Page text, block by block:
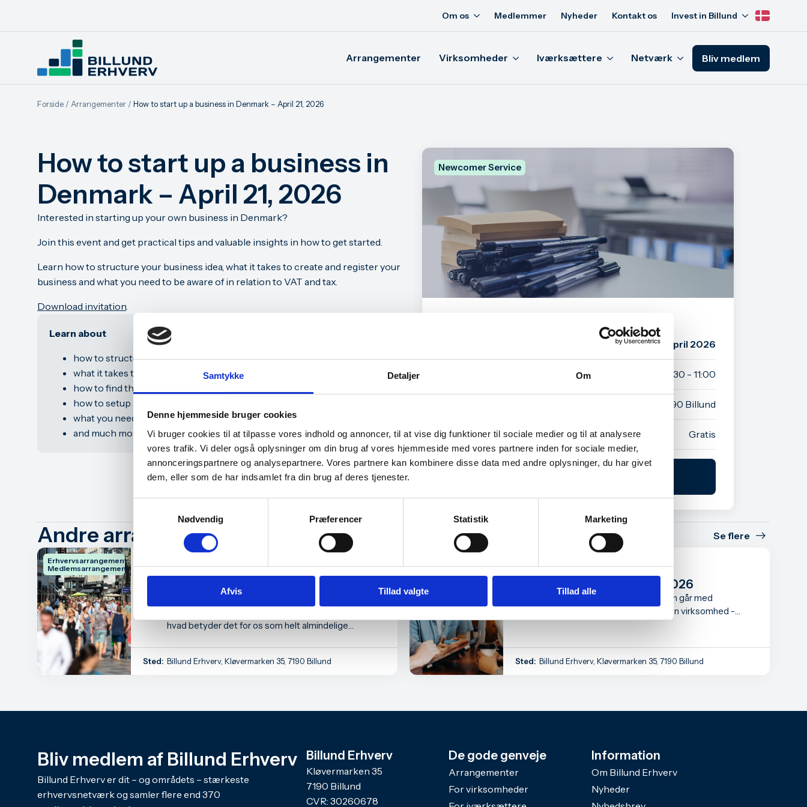
Samtykke Detaljer Om
Denne hjemmeside bruger cookies
Vi bruger cookies til at tilpasse vores indhold og annoncer, til at vise dig funktioner til sociale medier og til at analysere
vores trafik. Vi deler også oplysninger om din brug af vores hjemmeside med vores partnere inden for sociale medier,
annonceringspartnere og analysepartnere. Vores partnere kan kombinere disse data med andre oplysninger, du har givet
dem, eller som de har indsamlet fra din brug af deres tjenester.
Nødvendig
Præferencer Statistik Marketing
Afvis Tillad valgte Tillad alle
Om os Medlemmer Nyheder Kontakt os Invest in Billund
Arrangementer Virksomheder Iværksættere Netværk Bliv medlem
Forside / Arrangementer / How to start up a business in Denmark – April 21, 2026
How to start up a business in
Denmark – April 21, 2026
Interested in starting up your own business in Denmark?
Join this event and get practical tips and valuable insights in how to get started.
Learn how to structure your business idea, what it takes to create and register your
business and what you need to be aware of in relation to VAT and tax.
Download invitation.
Learn about
how to structure your business idea
what it takes to create and register your own business
how to find the right business form
how to setup a NemKonto with your bank
what you need to be aware of regarding VAT, bookkeeping and tax
and much more…
Newcomer Service
tirsdag d. 21. april 2026
Kl. 09:30 - 11:00
Billund Erhverv, Kløvermarken 35, 7190 Billund
Pris: Gratis
Andre arrangementer Se flere
Erhvervsarrangement,
Medlemsarrangement
Aug Forbrugeradfærd og dansk økonomi
– hvad betyder det for os som
almindelige danskere?
hvad betyder det for os som helt almindelige
Sted: Billund Erhverv, Kløvermarken 35, 7190 Billund
Aug Informationsmøde for
iværksættere august 2026
Informationsmødet er for dig, som går med
overvejelser om at starte din egen virksomhed -
Sted: Billund Erhverv, Kløvermarken 35, 7190 Billund
Bliv medlem af Billund Erhverv
Billund Erhverv er dit – og områdets – stærkeste
erhvervsnetværk og samler flere end 370
Billund Erhverv
Kløvermarken 35
7190 Billund
CVR: 30260678
De gode genveje
Arrangementer
For virksomheder
Information
Om Billund Erhverv
Nyheder